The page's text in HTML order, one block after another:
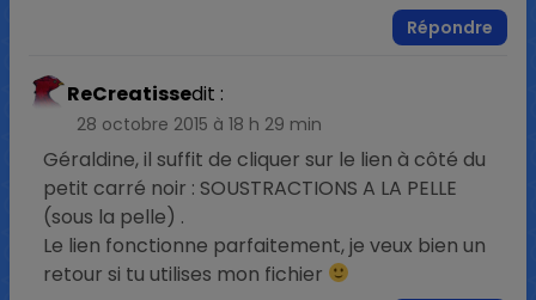
Répondre
ReCreatissedit :
28 octobre 2015 à 18 h 29 min
Géraldine, il suffit de cliquer sur le lien à côté du
petit carré noir : SOUSTRACTIONS A LA PELLE
(sous la pelle) .
Le lien fonctionne parfaitement, je veux bien un
retour si tu utilises mon fichier